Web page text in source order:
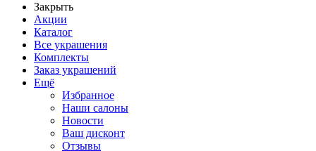
Закрыть
Акции
Каталог
Все украшения
Комплекты
Заказ украшений
Ещё
Избранное
Наши салоны
Новости
Ваш дисконт
Отзывы